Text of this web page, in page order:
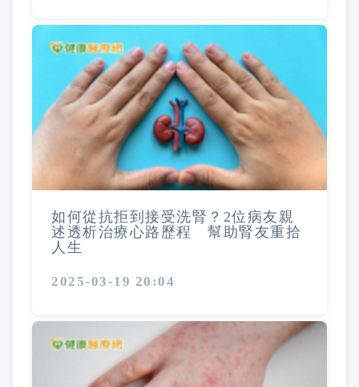
如何從抗拒到接受洗腎？2位病友親
述透析治療心路歷程 幫助腎友重拾
人生
2025-03-19 20:04